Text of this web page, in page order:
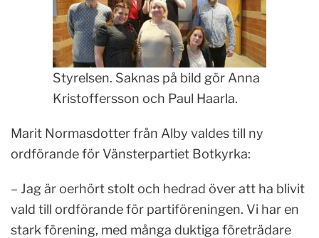
Styrelsen. Saknas på bild gör Anna
Kristoffersson och Paul Haarla.
Marit Normasdotter från Alby valdes till ny
ordförande för Vänsterpartiet Botkyrka:
– Jag är oerhört stolt och hedrad över att ha blivit
vald till ordförande för partiföreningen. Vi har en
stark förening, med många duktiga företrädare